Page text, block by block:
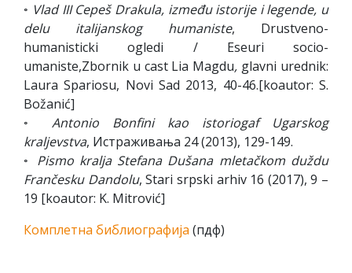
◦ Vlad III Cepeš Drakula, između istorije i legende, u
delu italijanskog humaniste, Drustveno-
humanisticki ogledi / Eseuri socio-
umaniste,Zbornik u cast Lia Magdu, glavni urednik:
Laura Spariosu, Novi Sad 2013, 40-46.[koautor: S.
Božanić]
◦ Antonio Bonfini kao istoriogaf Ugarskog
kraljevstva, Истраживања 24 (2013), 129-149.
◦ Pismo kralja Stefana Dušana mletačkom duždu
Frančesku Dandolu, Stari srpski arhiv 16 (2017), 9 –
19 [koautor: K. Mitrović]
Комплетна библиографија (пдф)